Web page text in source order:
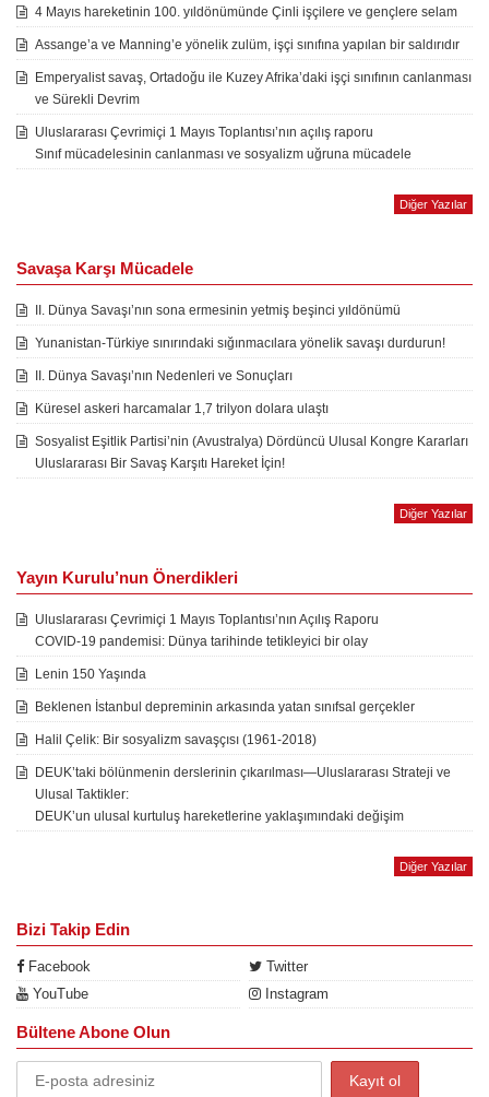
4 Mayıs hareketinin 100. yıldönümünde Çinli işçilere ve gençlere selam
Assange’a ve Manning’e yönelik zulüm, işçi sınıfına yapılan bir saldırıdır
Emperyalist savaş, Ortadoğu ile Kuzey Afrika’daki işçi sınıfının canlanması
ve Sürekli Devrim
Uluslararası Çevrimiçi 1 Mayıs Toplantısı’nın açılış raporu
Sınıf mücadelesinin canlanması ve sosyalizm uğruna mücadele
Diğer Yazılar
Savaşa Karşı Mücadele
II. Dünya Savaşı’nın sona ermesinin yetmiş beşinci yıldönümü
Yunanistan-Türkiye sınırındaki sığınmacılara yönelik savaşı durdurun!
II. Dünya Savaşı’nın Nedenleri ve Sonuçları
Küresel askeri harcamalar 1,7 trilyon dolara ulaştı
Sosyalist Eşitlik Partisi’nin (Avustralya) Dördüncü Ulusal Kongre Kararları
Uluslararası Bir Savaş Karşıtı Hareket İçin!
Diğer Yazılar
Yayın Kurulu’nun Önerdikleri
Uluslararası Çevrimiçi 1 Mayıs Toplantısı’nın Açılış Raporu
COVID-19 pandemisi: Dünya tarihinde tetikleyici bir olay
Lenin 150 Yaşında
Beklenen İstanbul depreminin arkasında yatan sınıfsal gerçekler
Halil Çelik: Bir sosyalizm savaşçısı (1961-2018)
DEUK’taki bölünmenin derslerinin çıkarılması—Uluslararası Strateji ve
Ulusal Taktikler:
DEUK’un ulusal kurtuluş hareketlerine yaklaşımındaki değişim
Diğer Yazılar
Bizi Takip Edin
Facebook
Twitter
YouTube
Instagram
Bültene Abone Olun